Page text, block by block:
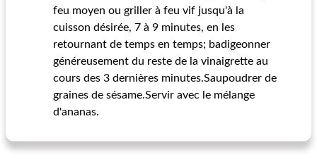
feu moyen ou griller à feu vif jusqu'à la
cuisson désirée, 7 à 9 minutes, en les
retournant de temps en temps; badigeonner
généreusement du reste de la vinaigrette au
cours des 3 dernières minutes.Saupoudrer de
graines de sésame.Servir avec le mélange
d'ananas.